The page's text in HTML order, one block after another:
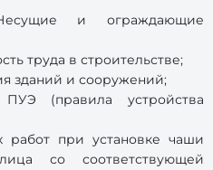
и ограждающие
труда в строительстве;
зданий и сооружений;
ПУЭ (правила устройства
при установке чаши
со соответствующей